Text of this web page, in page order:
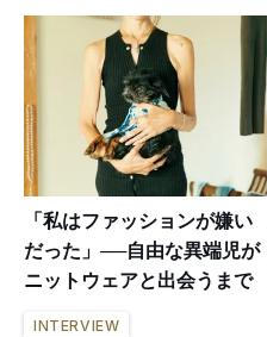
「私はファッションが嫌い
だった」──自由な異端児が
ニットウェアと出会うまで
INTERVIEW